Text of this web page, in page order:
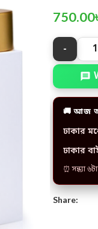
750.00
🚚 আজ
ঢাকার
ঢাকার
⏰ সন্ধ্যা
Share: